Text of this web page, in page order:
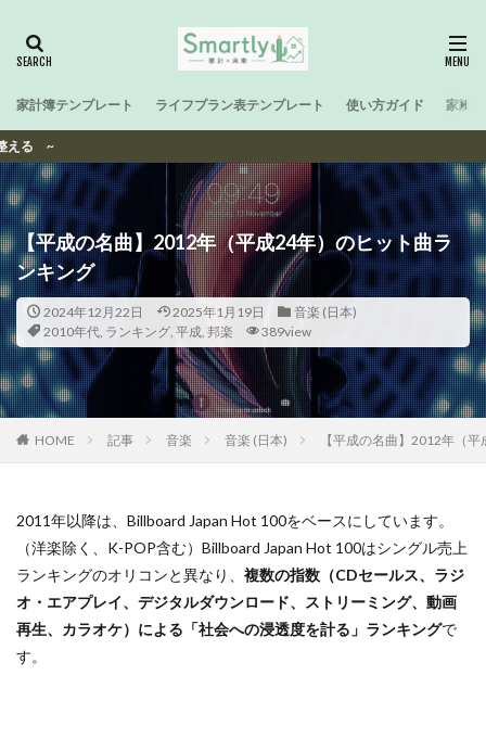
家計簿テンプレート ライフプラン表テンプレート 使い方ガイド 家計
【平成の名曲】2012年（平成24年）のヒット曲ラ
ンキング
2024年12月22日 2025年1月19日
音楽 (日本)
2010年代, ランキング, 平成, 邦楽 389view
HOME 記事 音楽 音楽 (日本) 【平成の名曲】2012年（
2011年以降は、Billboard Japan Hot 100をベースにしています。
（洋楽除く、K-POP含む）Billboard Japan Hot 100はシングル売上
ランキングのオリコンと異なり、 複数の指数（CDセールス、ラジ
オ・エアプレイ、デジタルダウンロード、ストリーミング、動画
再生、カラオケ）による「社会への浸透度を計る」ランキングで
す。